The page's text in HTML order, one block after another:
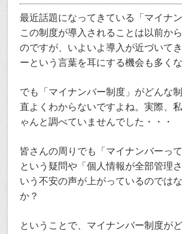
最近話題になってきている「マイナン
この制度が導入されることは以前か
のですが、いよいよ導入が近づいて
ーという言葉を耳にする機会も多くな
でも「マイナンバー制度」がどんな
直よくわからないですよね。実際、
ゃんと調べていませんでした・・・
皆さんの周りでも「マイナンバーっ
という疑問や「個人情報が全部管理
いう不安の声が上がっているのでは
か？
ということで、マイナンバー制度が